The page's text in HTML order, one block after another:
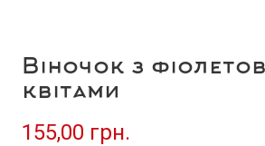
Віночок з
квітами
155,00 грн.